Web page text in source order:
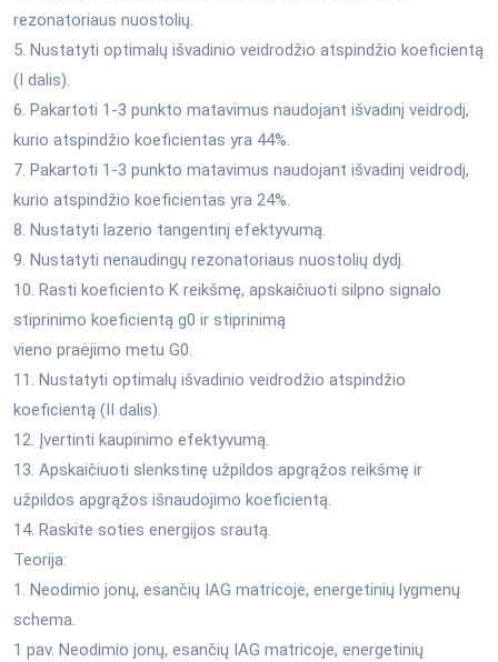
rezonatoriaus nuostolių.
5. Nustatyti optimalų išvadinio veidrodžio atspindžio koeficientą
(I dalis).
6. Pakartoti 1-3 punkto matavimus naudojant išvadinį veidrodį,
kurio atspindžio koeficientas yra 44%.
7. Pakartoti 1-3 punkto matavimus naudojant išvadinį veidrodį,
kurio atspindžio koeficientas yra 24%.
8. Nustatyti lazerio tangentinį efektyvumą.
9. Nustatyti nenaudingų rezonatoriaus nuostolių dydį.
10. Rasti koeficiento K reikšmę, apskaičiuoti silpno signalo
stiprinimo koeficientą g0 ir stiprinimą
vieno praėjimo metu G0.
11. Nustatyti optimalų išvadinio veidrodžio atspindžio
koeficientą (II dalis).
12. Įvertinti kaupinimo efektyvumą.
13. Apskaičiuoti slenkstinę užpildos apgrąžos reikšmę ir
užpildos apgrąžos išnaudojimo koeficientą.
14. Raskite soties energijos srautą.
Teorija:
1. Neodimio jonų, esančių IAG matricoje, energetinių lygmenų
schema.
1 pav. Neodimio jonų, esančių IAG matricoje, energetinių